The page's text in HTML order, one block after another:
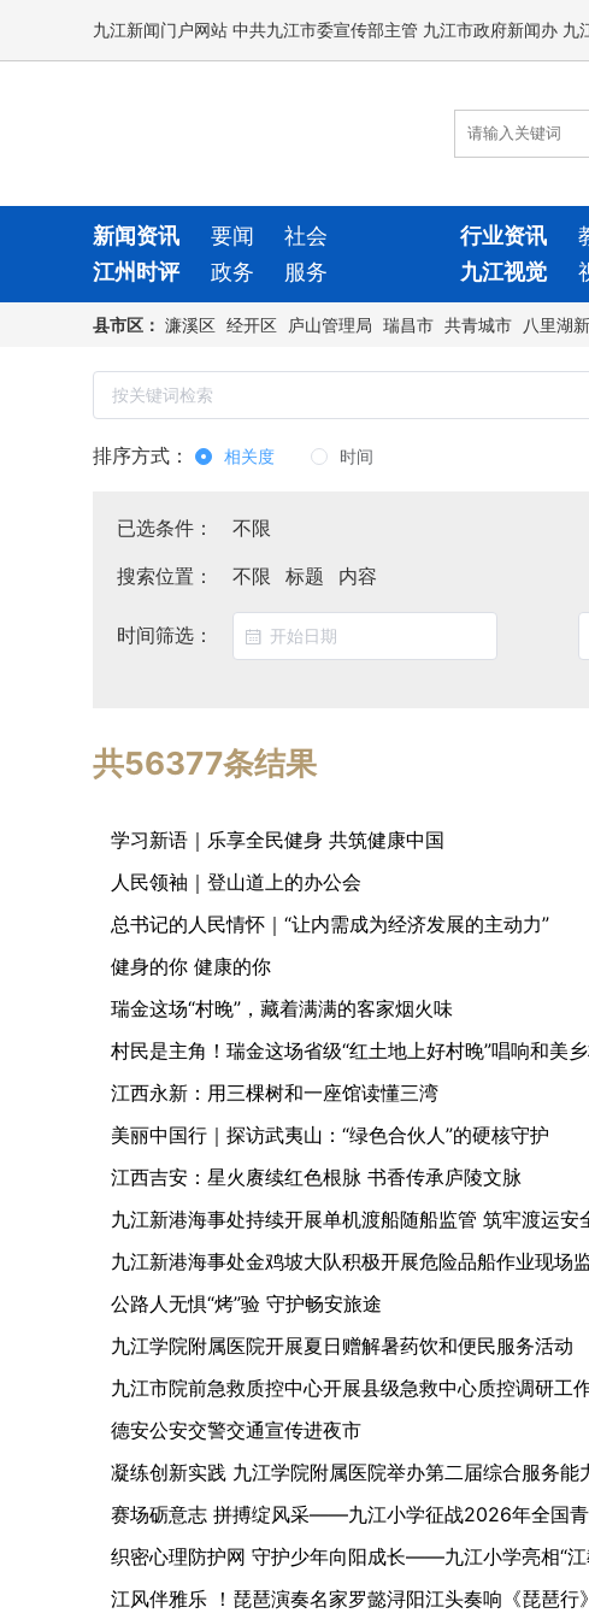
九江新闻门户网站 中共九江市委宣传部主管 九江市政府新闻办
新闻资讯 要闻 社会 行业资讯
江州时评
政务 服务 九江视觉
县市区： 濂溪区 经开区 庐山管理局 瑞昌市 共青城市 八里湖
排序方式： 相关度 时间
已选条件：
不限
搜索位置：
不限 标题 内容
时间筛选：
共56377条结果
学习新语｜乐享全民健身 共筑健康中国
人民领袖｜登山道上的办公会
总书记的人民情怀｜“让内需成为经济发展的主动力”
健身的你 健康的你
瑞金这场“村晚”，藏着满满的客家烟火味
村民是主角！瑞金这场省级“红土地上好村晚”唱响和美
江西永新：用三棵树和一座馆读懂三湾
美丽中国行｜探访武夷山：“绿色合伙人”的硬核守护
江西吉安：星火赓续红色根脉 书香传承庐陵文脉
九江新港海事处持续开展单机渡船随船监管 筑牢渡运安
九江新港海事处金鸡坡大队积极开展危险品船作业现场
公路人无惧“烤”验 守护畅安旅途
九江学院附属医院开展夏日赠解暑药饮和便民服务活动
九江市院前急救质控中心开展县级急救中心质控调研工
德安公安交警交通宣传进夜市
凝练创新实践 九江学院附属医院举办第二届综合服务能
赛场砺意志 拼搏绽风采——九江小学征战2026年全国
织密心理防护网 守护少年向阳成长——九江小学亮相“
江风伴雅乐 ！琵琶演奏名家罗懿浔阳江头奏响《琵琶行》